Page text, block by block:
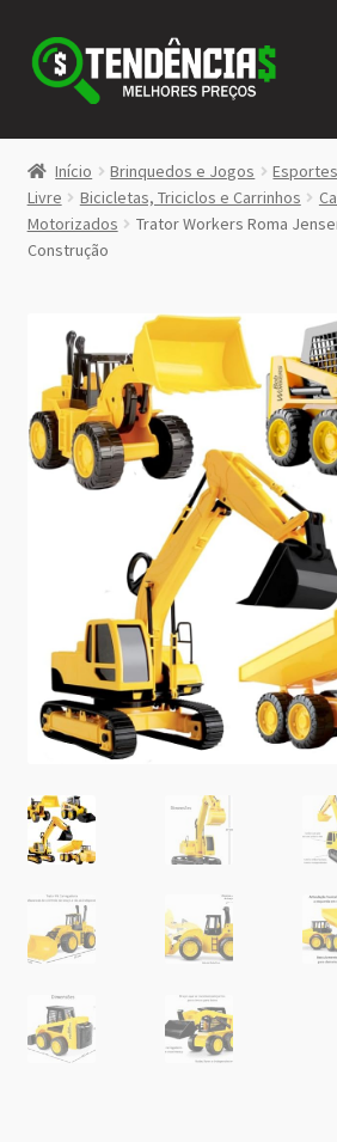
Pular
para
navegação
Pular
para
conteúdo
LOJA
<>
Início Brinquedos e Jogos
Livre
Bicicletas, Triciclos e Carrinhos
Motorizados
Trator Workers Roma
Construção